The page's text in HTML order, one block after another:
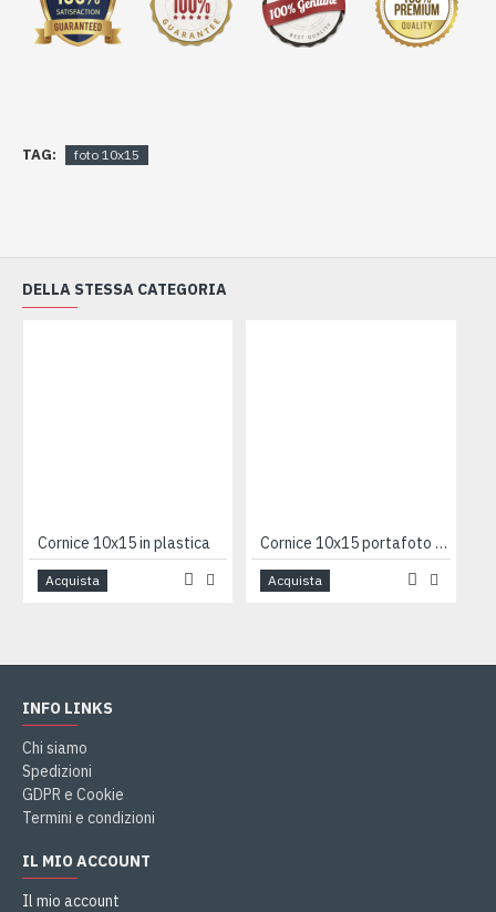
TAG: foto 10x15
DELLA STESSA CATEGORIA
Cornice 10x15 in plastica
Acquista
Cornice 10x15 portafoto mucca
Acquista
INFO LINKS
Chi siamo
Spedizioni
GDPR e Cookie
Termini e condizioni
IL MIO ACCOUNT
Il mio account